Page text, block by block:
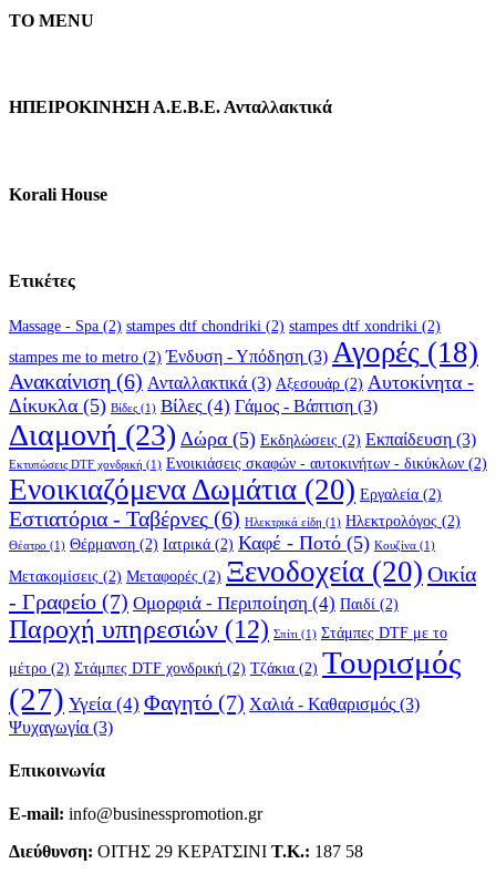
TO MENU
ΗΠΕΙΡΟΚΙΝΗΣΗ Α.Ε.Β.Ε. Ανταλλακτικά
Κorali Ηouse
Ετικέτες
Massage - Spa (2) stampes dtf chondriki (2) stampes dtf xondriki (2)
stampes me to metro (2) Ένδυση - Υπόδηση (3) Αγορές (18)
Ανακαίνιση (6) Ανταλλακτικά (3) Αξεσουάρ (2) Αυτοκίνητα -
Δίκυκλα (5) Βίδες (1) Βίλες (4) Γάμος - Βάπτιση (3)
Διαμονή (23) Δώρα (5) Εκδηλώσεις (2) Εκπαίδευση (3)
Εκτυπώσεις DTF χονδρική (1) Ενοικιάσεις σκαφών - αυτοκινήτων - δικύκλων (2)
Ενοικιαζόμενα Δωμάτια (20) Εργαλεία (2)
Εστιατόρια - Ταβέρνες (6) Ηλεκτρικά είδη (1) Ηλεκτρολόγος (2)
Θέατρο (1) Θέρμανση (2) Ιατρικά (2) Καφέ - Ποτό (5) Κουζίνα (1)
Μετακομίσεις (2) Μεταφορές (2) Ξενοδοχεία (20) Οικία
- Γραφείο (7) Ομορφιά - Περιποίηση (4) Παιδί (2)
Παροχή υπηρεσιών (12) Σπίτι (1) Στάμπες DTF με το
μέτρο (2) Στάμπες DTF χονδρική (2) Τζάκια (2) Τουρισμός
(27) Υγεία (4) Φαγητό (7) Χαλιά - Καθαρισμός (3)
Ψυχαγωγία (3)
Επικοινωνία
E-mail: info@businesspromotion.gr
Διεύθυνση: ΟΙΤΗΣ 29 ΚΕΡΑΤΣΙΝΙ Τ.Κ.: 187 58